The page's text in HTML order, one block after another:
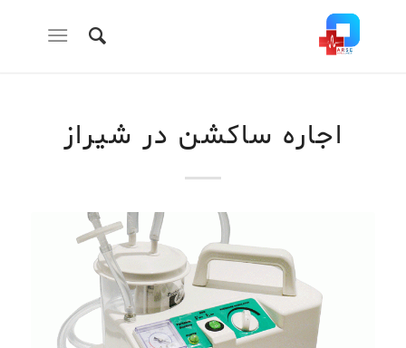
اجاره ساکشن در شیراز